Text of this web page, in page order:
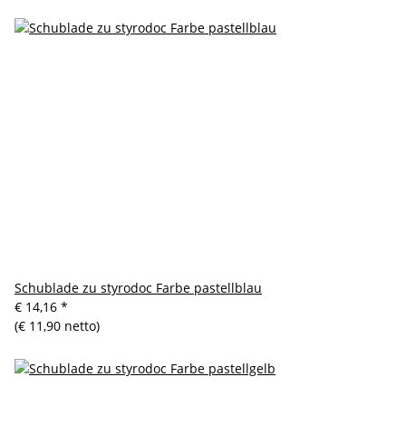
Schublade zu styrodoc Farbe pastellblau
€ 14,16 *
(€ 11,90 netto)